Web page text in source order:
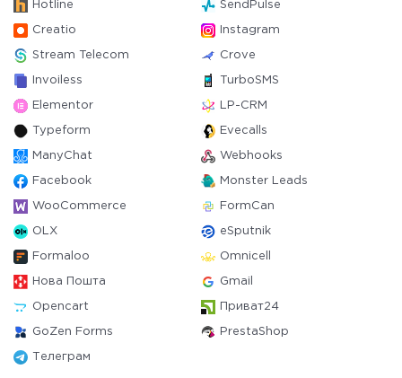
Hotline SendPulse
Creatio Instagram
Stream Telecom Crove
Invoiless TurboSMS
Elementor LP-CRM
Typeform Evecalls
ManyChat Webhooks
Facebook Monster Leads
WooCommerce FormCan
OLX eSputnik
Formaloo Omnicell
Нова Пошта Gmail
Opencart Приват24
GoZen Forms PrestaShop
Телеграм